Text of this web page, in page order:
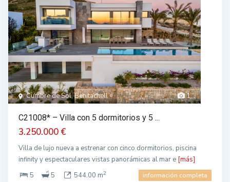
1
Cumbre de Sol, Benitachell
C21008* – Villa con 5 dormitorios y 5 ...
3.250.000 €
Villa de lujo nueva a estrenar con cinco dormitorios, piscina
infinity y espectaculares vistas panorámicas al mar e [más]
5
5 544.00 m2 información completa